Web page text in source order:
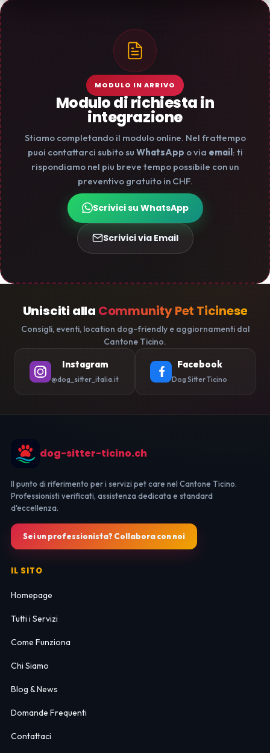
MODULO IN ARRIVO
Modulo di richiesta in
integrazione
Stiamo completando il modulo online. Nel frattempo
puoi contattarci subito su WhatsApp o via email: ti
rispondiamo nel piu breve tempo possibile con un
preventivo gratuito in CHF.
Scrivici su WhatsApp
Scrivici via Email
Unisciti alla Community Pet Ticinese
Consigli, eventi, location dog-friendly e aggiornamenti dal
Cantone Ticino.
Instagram
@dog_sitter_italia.it
Facebook
Dog Sitter Ticino
dog-sitter-ticino.ch
Il punto di riferimento per i servizi pet care nel Cantone Ticino.
Professionisti verificati, assistenza dedicata e standard
d'eccellenza.
Sei un professionista? Collabora con noi
IL SITO
Homepage
Tutti i Servizi
Come Funziona
Chi Siamo
Blog & News
Domande Frequenti
Contattaci